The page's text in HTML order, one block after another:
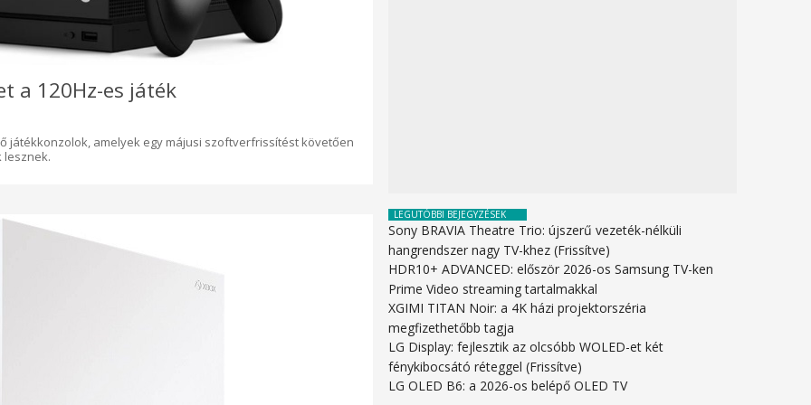
a 120Hz-es játék
játékkonzolok, amelyek egy májusi szoftverfrissítést követően
lesznek.
LEGUTÓBBI BEJEGYZÉSEK
Sony BRAVIA Theatre Trio: újszerű vezeték-nélküli
hangrendszer nagy TV-khez (Frissítve)
HDR10+ ADVANCED: először 2026-os Samsung TV-ken
Prime Video streaming tartalmakkal
XGIMI TITAN Noir: a 4K házi projektorszéria
megfizethetőbb tagja
LG Display: fejlesztik az olcsóbb WOLED-et két
fénykibocsátó réteggel (Frissítve)
LG OLED B6: a 2026-os belépő OLED TV